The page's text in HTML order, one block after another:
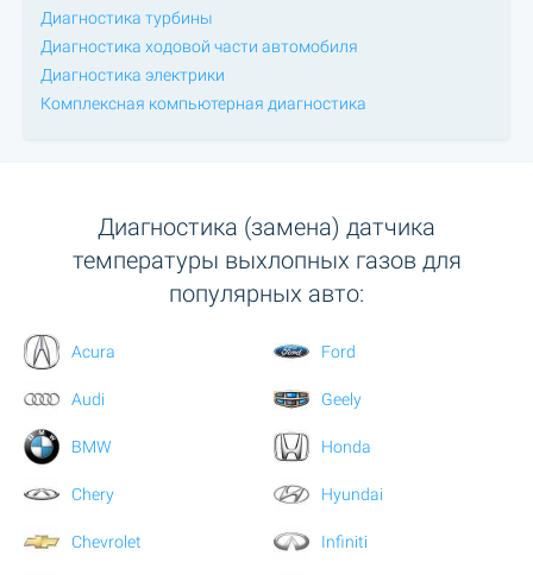
Диагностика турбины
Диагностика ходовой части автомобиля
Диагностика электрики
Комплексная компьютерная диагностика
Диагностика (замена) датчика
температуры выхлопных газов для
популярных авто:
Acura
Audi
BMW
Chery
Chevrolet
Ford
Geely
Honda
Hyundai
Infiniti